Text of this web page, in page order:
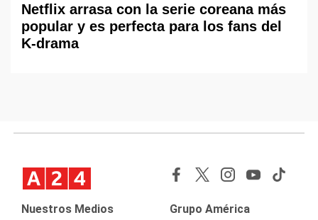
Netflix arrasa con la serie coreana más
popular y es perfecta para los fans del
K-drama
Nuestros Medios Grupo América